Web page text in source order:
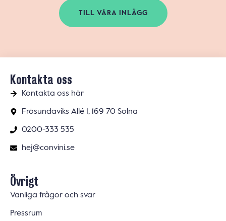
TILL VÅRA INLÄGG
Kontakta oss
Kontakta oss här
Frösundaviks Allé 1, 169 70 Solna
0200-333 535
hej@convini.se
Övrigt
Vanliga frågor och svar
Pressrum